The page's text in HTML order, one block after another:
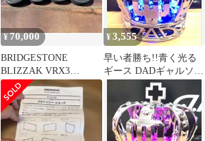
¥70,000
BRIDGESTONE
BLIZZAK VRX3
205/60R16 4本
¥3,555
早い者勝ち!!青く光る
ギース DADギャルソン
タイプCROWN王冠